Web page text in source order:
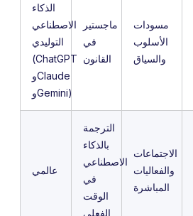
الذكاء
الاصطناعي
التوليدي
(ChatGPT
وClaude
وGemini)
ماجستير
في
القانون
مسودات
الأسلوب
والسياق
عالمي
الترجمة
بالذكاء
الاصطناعي
في
الوقت
الفعلي
الاجتماعات
والفعاليات
المباشرة